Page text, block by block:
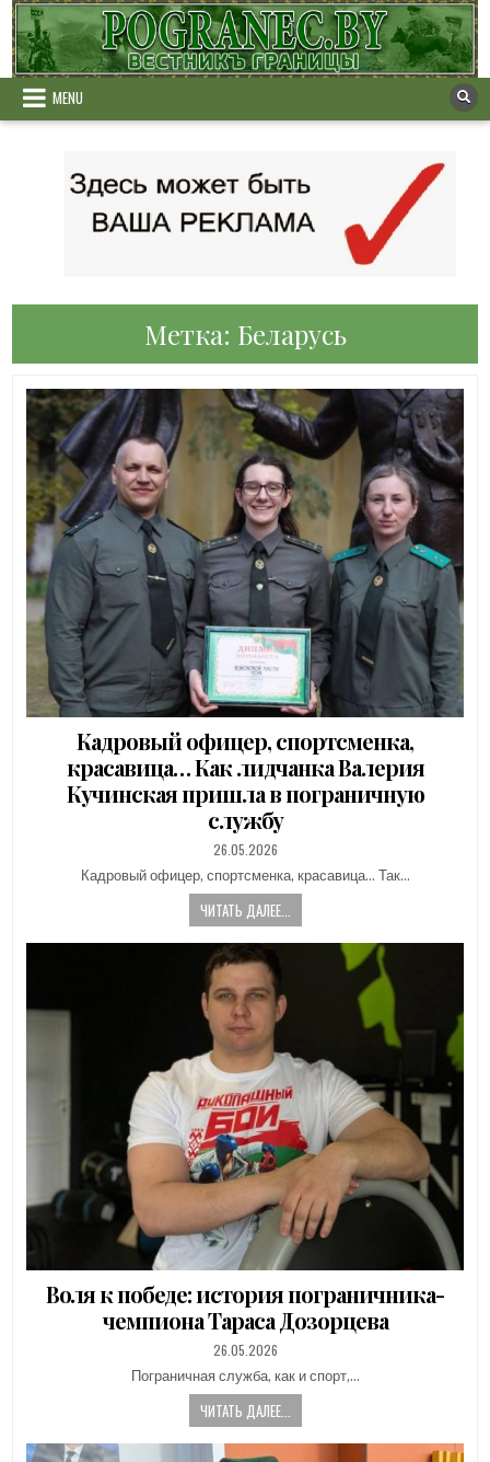
Skip
to
content
MENU
Метка: Беларусь
Кадровый офицер, спортсменка,
красавица… Как лидчанка Валерия
Кучинская пришла в пограничную
службу
PUBLISHED
DATE:
26.05.2026
Кадровый офицер, спортсменка, красавица… Так…
ЧИТАТЬ ДАЛЕЕ...
Воля к победе: история пограничника-
чемпиона Тараса Дозорцева
PUBLISHED
26.05.2026
Пограничная служба, как и спорт,…
ЧИТАТЬ ДАЛЕЕ...